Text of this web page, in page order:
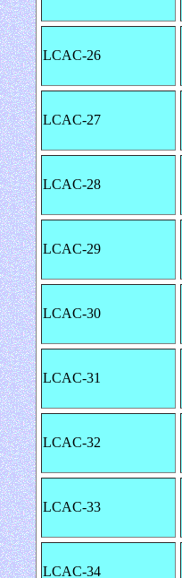
LCAC-26
LCAC-27
LCAC-28
LCAC-29
LCAC-30
LCAC-31
LCAC-32
LCAC-33
LCAC-34